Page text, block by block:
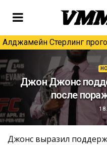
Алджамейн Стерлинг
Джон Джонс
после
Джонс выразил